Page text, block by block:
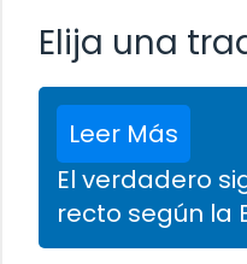
Elija una
Leer Más
El verdadero
recto según la